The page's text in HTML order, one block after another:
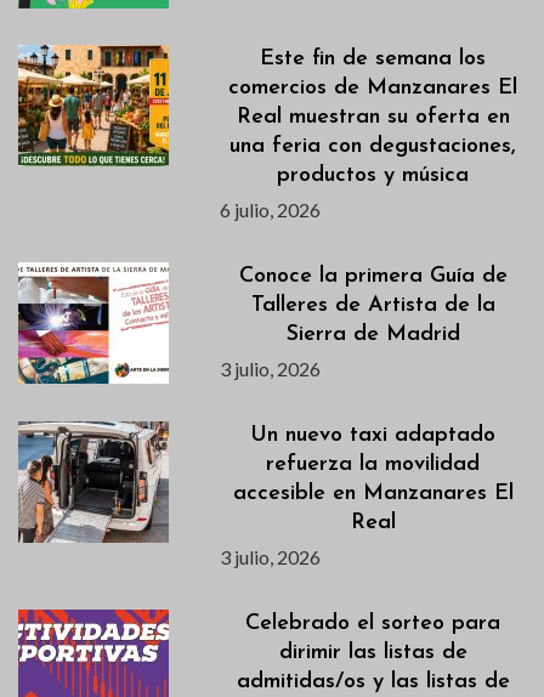
Este fin de semana los
comercios de Manzanares El
Real muestran su oferta en
una feria con degustaciones,
productos y música
6 julio, 2026
Conoce la primera Guía de
Talleres de Artista de la
Sierra de Madrid
3 julio, 2026
Un nuevo taxi adaptado
refuerza la movilidad
accesible en Manzanares El
Real
3 julio, 2026
Celebrado el sorteo para
dirimir las listas de
admitidas/os y las listas de